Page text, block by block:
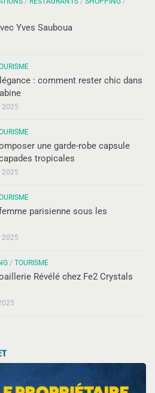
Yves Sauboua
: comment rester chic dans
2025
une garde-robe capsule
tropicales
2025
parisienne sous les
2025
/ TOURISME
Révélé chez Fe2 Crystals